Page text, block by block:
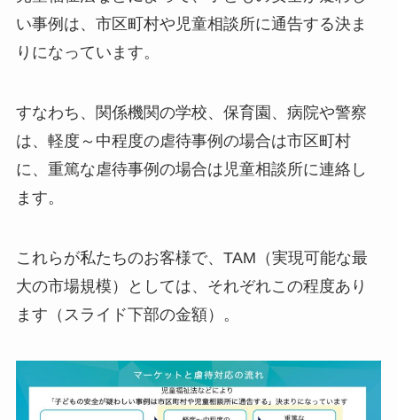
い事例は、市区町村や児童相談所に通告する決ま
りになっています。
すなわち、関係機関の学校、保育園、病院や警察
は、軽度～中程度の虐待事例の場合は市区町村
に、重篤な虐待事例の場合は児童相談所に連絡し
ます。
これらが私たちのお客様で、TAM（実現可能な最
大の市場規模）としては、それぞれこの程度あり
ます（スライド下部の金額）。